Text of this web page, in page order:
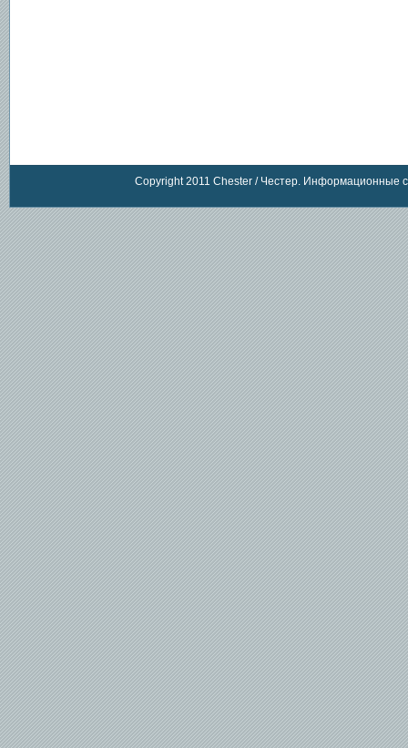
Copyright 2011 Chester / Честер. Информационные